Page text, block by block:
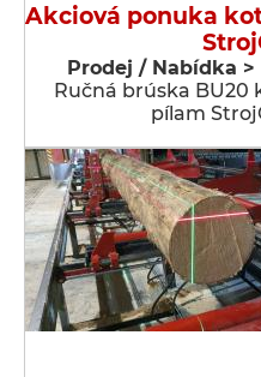
Akciová ponuka
Prodej / Nabídka
Ručná brúska
pílam